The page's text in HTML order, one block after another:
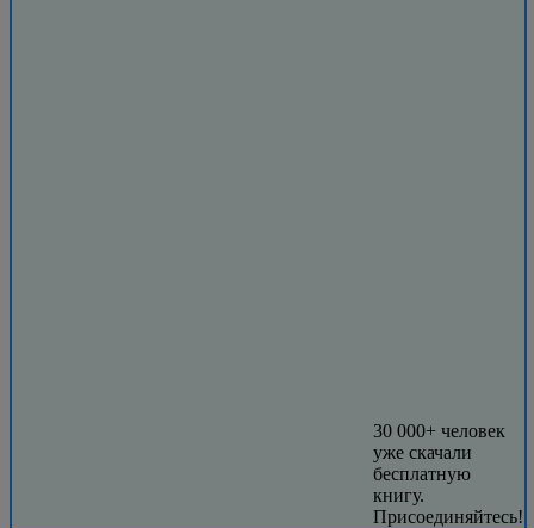
30 000+ человек
уже скачали
бесплатную
книгу.
Присоединяйтесь!